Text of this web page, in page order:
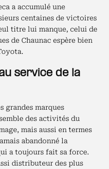
a accumulé une
centaines de victoires
titre lui manque, celui de
de Chaunac espère bien
service de la
grandes marques
des activités du
mais aussi en termes
abandonné la
a toujours fait sa force.
distributeur des plus